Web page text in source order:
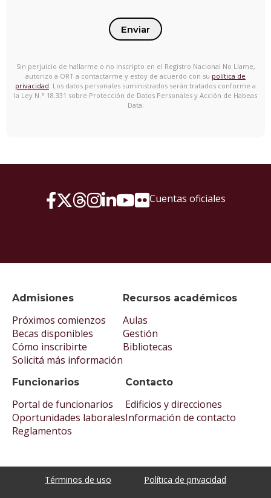
Enviar
Sin perjuicio de hallarme o no inscripto en el Registro Nacional No Llame,
autorizo a ORT a contactarme y estoy de acuerdo con su política de
privacidad. Los datos personales suministrados serán tratados conforme a
la Ley N.° 18.331 sobre Protección de Datos Personales y Acción de Habeas
Data.
Admisiones
Próximos comienzos
Becas disponibles
Cómo inscribirte
Solicitá más información
Recursos académicos
Aulas
Gestión
Bibliotecas
Funcionarios
Portal de funcionarios
Oportunidades laborales
Reglamentos
Contacto
Edificios y direcciones
Información de contacto
Cuentas oficiales
Términos de uso Política de privacidad